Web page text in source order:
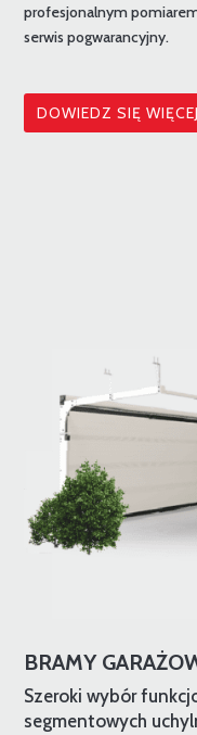
profesjonalnym
serwis pogwarancyjny.
DOWIEDZ SIĘ WIĘCEJ
BRAMY
Szeroki wybór
segmentowych